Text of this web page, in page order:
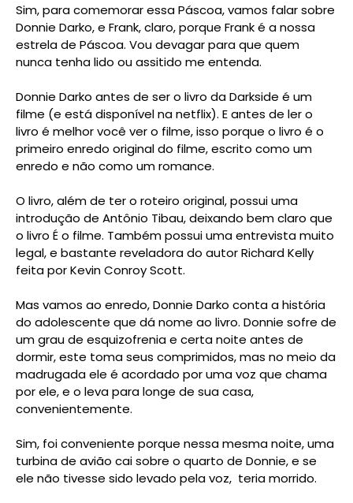
Sim, para comemorar essa Páscoa, vamos falar sobre
Donnie Darko, e Frank, claro, porque Frank é a nossa
estrela de Páscoa. Vou devagar para que quem
nunca tenha lido ou assitido me entenda.
Donnie Darko antes de ser o livro da Darkside é um
filme (e está disponível na netflix). E antes de ler o
livro é melhor você ver o filme, isso porque o livro é o
primeiro enredo original do filme, escrito como um
enredo e não como um romance.
O livro, além de ter o roteiro original, possui uma
introdução de Antônio Tibau, deixando bem claro que
o livro É o filme. Também possui uma entrevista muito
legal, e bastante reveladora do autor Richard Kelly
feita por Kevin Conroy Scott.
Mas vamos ao enredo, Donnie Darko conta a história
do adolescente que dá nome ao livro. Donnie sofre de
um grau de esquizofrenia e certa noite antes de
dormir, este toma seus comprimidos, mas no meio da
madrugada ele é acordado por uma voz que chama
por ele, e o leva para longe de sua casa,
convenientemente.
Sim, foi conveniente porque nessa mesma noite, uma
turbina de avião cai sobre o quarto de Donnie, e se
ele não tivesse sido levado pela voz, teria morrido.